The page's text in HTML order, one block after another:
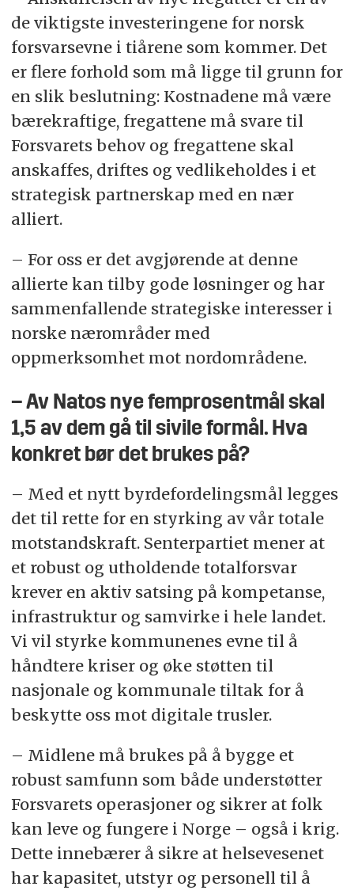
de viktigste investeringene for norsk
forsvarsevne i tiårene som kommer. Det
er flere forhold som må ligge til grunn for
en slik beslutning: Kostnadene må være
bærekraftige, fregattene må svare til
Forsvarets behov og fregattene skal
anskaffes, driftes og vedlikeholdes i et
strategisk partnerskap med en nær
alliert.
– For oss er det avgjørende at denne
allierte kan tilby gode løsninger og har
sammenfallende strategiske interesser i
norske nærområder med
oppmerksomhet mot nordområdene.
– Av Natos nye femprosentmål skal
1,5 av dem gå til sivile formål. Hva
konkret bør det brukes på?
– Med et nytt byrdefordelingsmål legges
det til rette for en styrking av vår totale
motstandskraft. Senterpartiet mener at
et robust og utholdende totalforsvar
krever en aktiv satsing på kompetanse,
infrastruktur og samvirke i hele landet.
Vi vil styrke kommunenes evne til å
håndtere kriser og øke støtten til
nasjonale og kommunale tiltak for å
beskytte oss mot digitale trusler.
– Midlene må brukes på å bygge et
robust samfunn som både understøtter
Forsvarets operasjoner og sikrer at folk
kan leve og fungere i Norge – også i krig.
Dette innebærer å sikre at helsevesenet
har kapasitet, utstyr og personell til å